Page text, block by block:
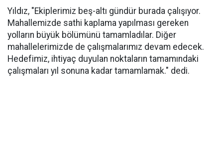
Yıldız, "Ekiplerimiz beş-altı gündür burada çalışıyor.
Mahallemizde sathi kaplama yapılması gereken
yolların büyük bölümünü tamamladılar. Diğer
mahallelerimizde de çalışmalarımız devam edecek.
Hedefimiz, ihtiyaç duyulan noktaların tamamındaki
çalışmaları yıl sonuna kadar tamamlamak." dedi.